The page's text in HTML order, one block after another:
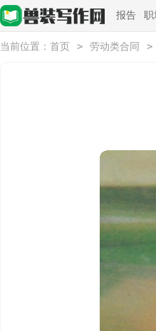
报告 职
当前位置： 首页 > 劳动类合同 >